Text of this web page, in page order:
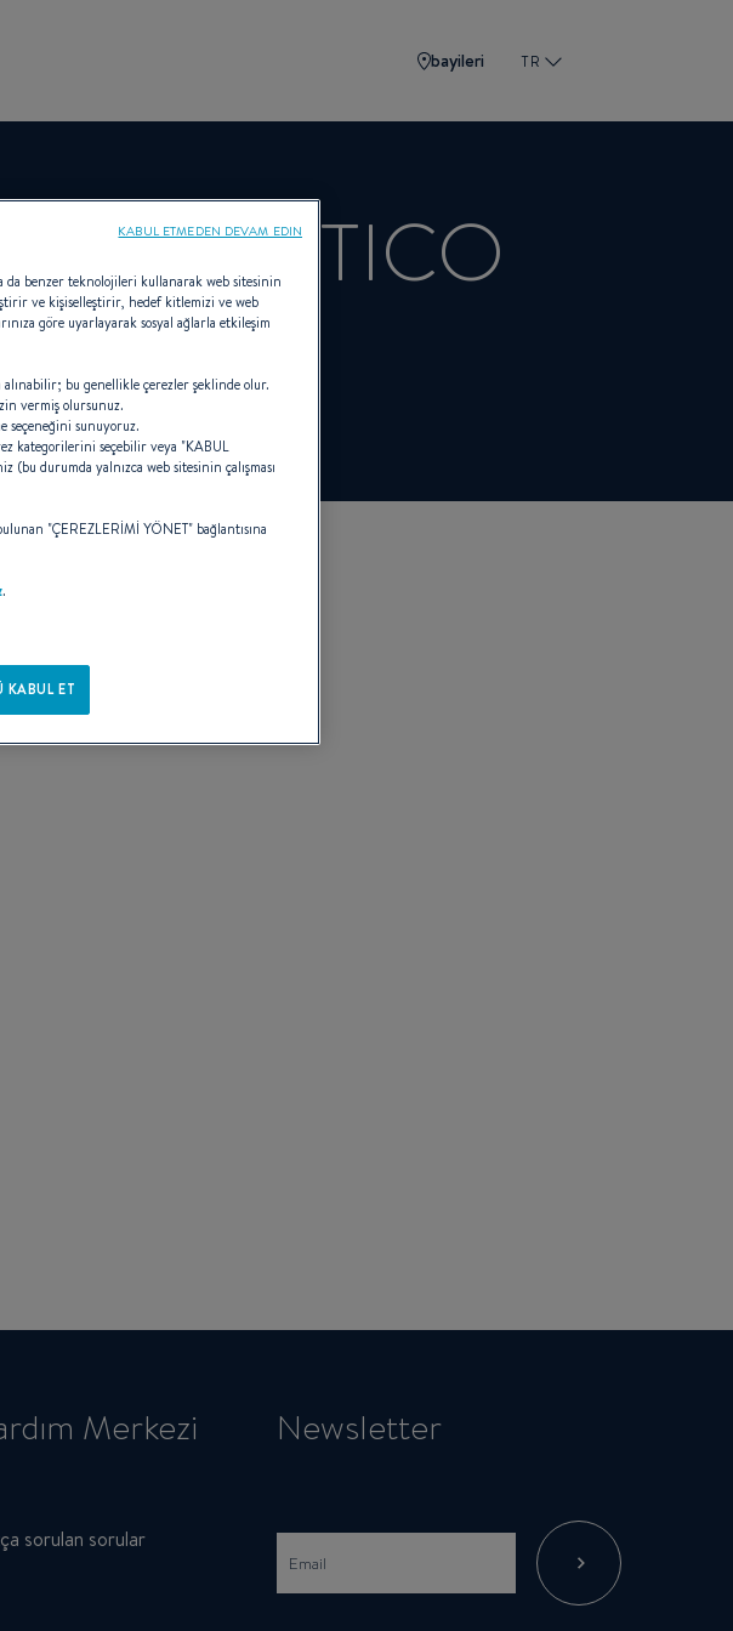
bayileri TR
NAUTICO
Merkezi
sorulan sorular
Newsletter
da benzer teknolojileri kullanarak web sitesinin
ve kişiselleştirir, hedef kitlemizi ve web
göre uyarlayarak sosyal ağlarla etkileşim
bu genellikle çerezler şeklinde olur.
vermiş olursunuz.
seçeneğini sunuyoruz.
kategorilerini seçebilir veya "KABUL
durumda yalnızca web sitesinin çalışması
"ÇEREZLERİMİ YÖNET" bağlantısına
.
KABUL ET
KABUL ETMEDEN DEVAM EDIN